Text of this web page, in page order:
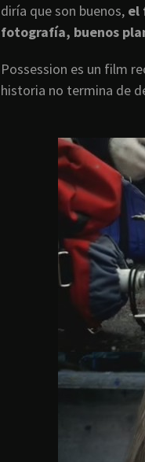
diría que son buenos, el
fotografía, buenos
Possession es un film
historia no termina de